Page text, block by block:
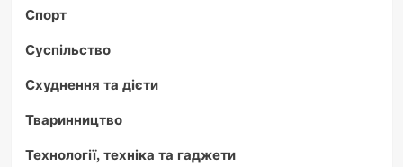
Спорт
Суспільство
Схуднення та дієти
Тваринництво
Технології, техніка та гаджети